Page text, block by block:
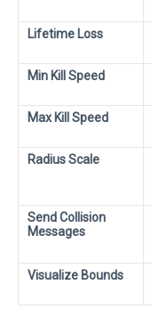
Lifetime Loss
Min Kill Speed
Max Kill Speed
Radius Scale
Send Collision
Messages
Visualize Bounds